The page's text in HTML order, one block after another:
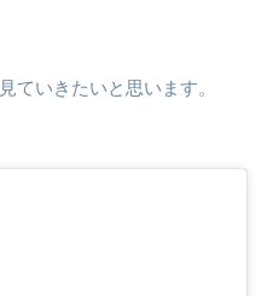
ていきたいと思います。